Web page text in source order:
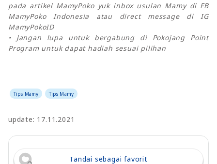
pada artikel MamyPoko yuk inbox usulan Mamy di FB
MamyPoko Indonesia atau direct message di IG
MamyPokoID
• Jangan lupa untuk bergabung di Pokojang Point
Program untuk dapat hadiah sesuai pilihan
Tips Mamy Tips Mamy
update: 17.11.2021
Tandai sebagai favorit